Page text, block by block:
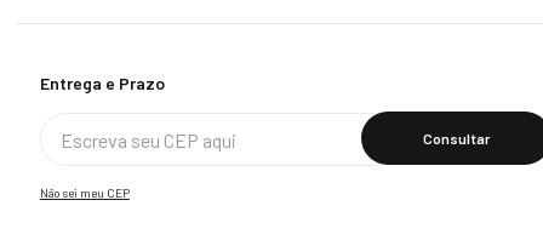
Não sei meu CEP
Calcular O Frete